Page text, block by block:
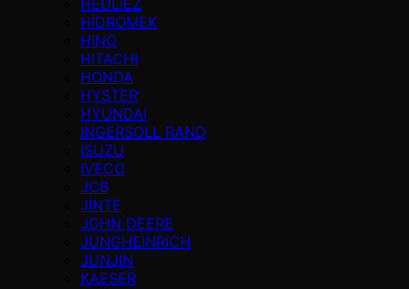
HİDROMEK
HINO
HITACHI
HONDA
HYSTER
HYUNDAI
INGERSOLL RAND
ISUZU
IVECO
JCB
JİNTE
JOHN DEERE
JUNGHEINRICH
JUNJIN
KAESER